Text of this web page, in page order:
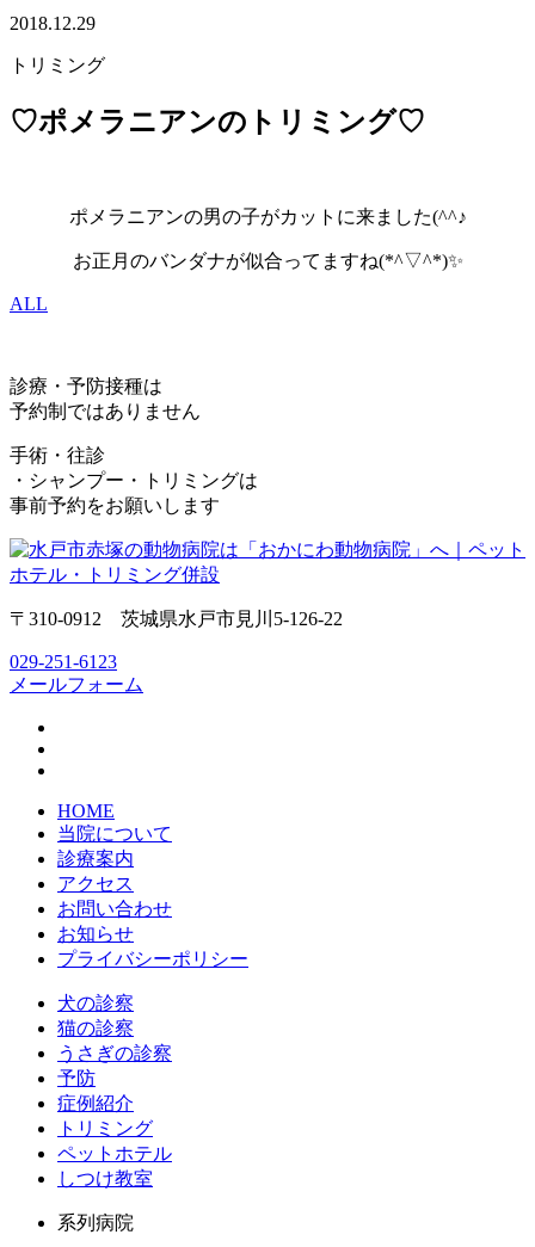
2018.12.29
トリミング
♡ポメラニアンのトリミング♡
ポメラニアンの男の子がカットに来ました(^^♪
お正月のバンダナが似合ってますね(*^▽^*)✨
ALL
診療・予防接種は
予約制ではありません
手術・往診
・シャンプー・トリミングは
事前予約をお願いします
〒310-0912 茨城県水戸市見川5-126-22
029-251-6123
メールフォーム
HOME
当院について
診療案内
アクセス
お問い合わせ
お知らせ
プライバシーポリシー
犬の診察
猫の診察
うさぎの診察
予防
症例紹介
トリミング
ペットホテル
しつけ教室
系列病院